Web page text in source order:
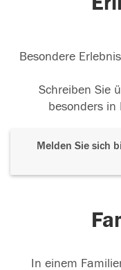
Besondere
Schreiben Sie
besonders in
Melden Sie sich
In einem